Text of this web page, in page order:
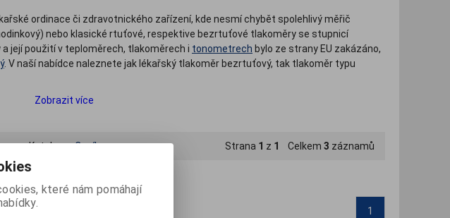
ordinace či zdravotnického zařízení, kde nesmí chybět spolehlivý měřič
nebo klasické rtuťové, respektive bezrtuťové tlakoměry se stupnicí
její použití v teploměrech, tlakoměrech i tonometrech bylo ze strany EU zakázáno,
. V naší nabídce naleznete jak lékařský tlakoměr bezrtuťový, tak tlakoměr typu
Zobrazit více
Katalog Ceník Strana 1 z 1 Celkem 3 záznamů
1
které nám pomáhají